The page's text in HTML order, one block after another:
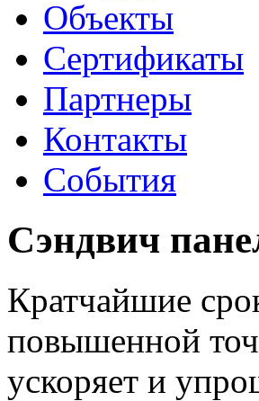
Объекты
Сертификаты
Партнеры
Контакты
События
Сэндвич
Кратчайшие
повышенной
ускоряет и